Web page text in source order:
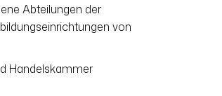
Abteilungen der
von
Handelskammer